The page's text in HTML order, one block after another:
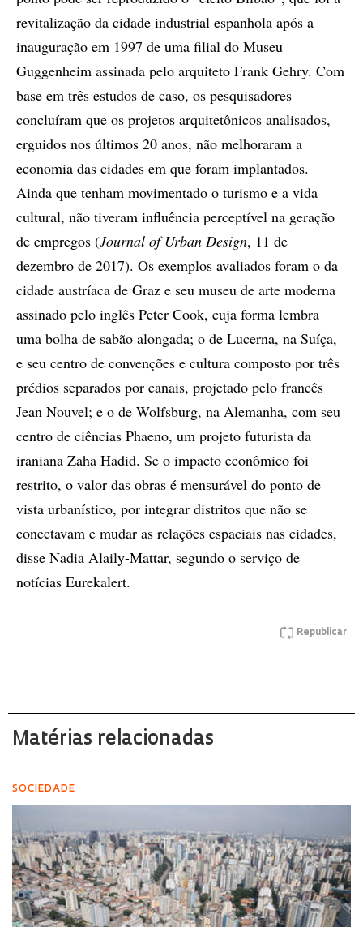
revitalização da cidade industrial espanhola após a
inauguração em 1997 de uma filial do Museu
Guggenheim assinada pelo arquiteto Frank Gehry. Com
base em três estudos de caso, os pesquisadores
concluíram que os projetos arquitetônicos analisados,
erguidos nos últimos 20 anos, não melhoraram a
economia das cidades em que foram implantados.
Ainda que tenham movimentado o turismo e a vida
cultural, não tiveram influência perceptível na geração
de empregos (Journal of Urban Design, 11 de
dezembro de 2017). Os exemplos avaliados foram o da
cidade austríaca de Graz e seu museu de arte moderna
assinado pelo inglês Peter Cook, cuja forma lembra
uma bolha de sabão alongada; o de Lucerna, na Suíça,
e seu centro de convenções e cultura composto por três
prédios separados por canais, projetado pelo francês
Jean Nouvel; e o de Wolfsburg, na Alemanha, com seu
centro de ciências Phaeno, um projeto futurista da
iraniana Zaha Hadid. Se o impacto econômico foi
restrito, o valor das obras é mensurável do ponto de
vista urbanístico, por integrar distritos que não se
conectavam e mudar as relações espaciais nas cidades,
disse Nadia Alaily-Mattar, segundo o serviço de
notícias Eurekalert.
Republicar